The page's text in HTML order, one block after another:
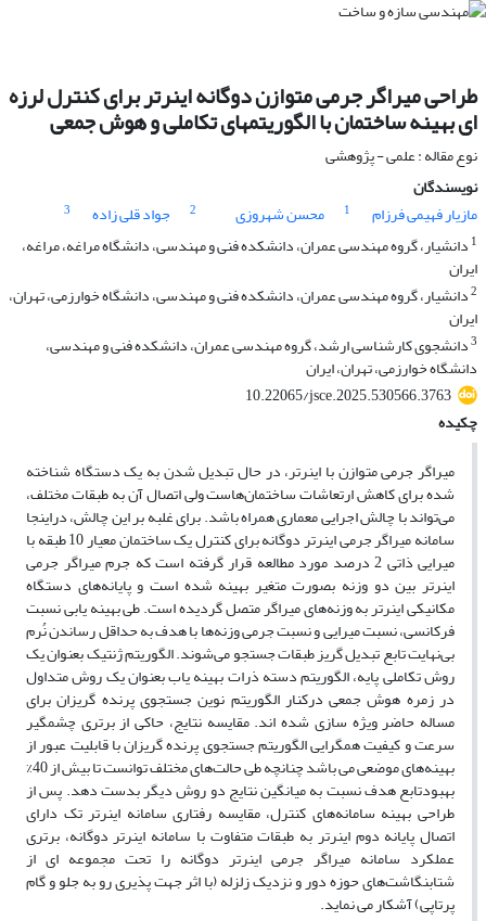
طراحی میراگر جرمی متوازن دوگانه اینرتر برای کنترل لرزه
ای بهینه ساختمان با الگوریتمهای تکاملی و هوش جمعی
نوع مقاله : علمی - پژوهشی
نویسندگان
مازیار فهیمی فرزام
1 محسن شهروزی 2 جواد قلی زاده
3
1 دانشیار، گروه مهندسی عمران، دانشکده فنی و مهندسی، دانشگاه مراغه، مراغه،
ایران
2دانشیار، گروه مهندسی عمران، دانشکده فنی و مهندسی، دانشگاه خوارزمی، تهران،
ایران
3دانشجوی کارشناسی ارشد، گروه مهندسی عمران، دانشکده فنی و مهندسی،
دانشگاه خوارزمی، تهران، ایران
10.22065/jsce.2025.530566.3763
چکیده
میراگر جرمی متوازن با اینرتر، در حال تبدیل شدن به یک دستگاه شناخته
شده برای کاهش ارتعاشات ساختمان‌هاست ولی اتصال آن به طبقات مختلف،
می‌تواند با چالش اجرایی معماری همراه باشد. برای غلبه بر این چالش، دراینجا
سامانه میراگر جرمی اینرتر دوگانه برای کنترل یک ساختمان معیار 10 طبقه با
میرایی ذاتی 2 درصد مورد مطالعه قرار گرفته است که جرم میراگر جرمی
اینرتر بین دو وزنه بصورت متغیر بهینه شده است و پایانه‌های دستگاه
مکانیکی اینرتر به وزنه‌های میراگر متصل گردیده است. طی بهینه یابی نسبت‌
فرکانسی، نسبت میرایی و نسبت جرمی وزنه‌ها با هدف به حداقل رساندن نُرم
بی‌نهایت تابع تبدیل گریز طبقات جستجو می‌شوند. الگوریتم ژنتیک بعنوان یک
روش تکاملی پایه، الگوریتم دسته ذرات بهینه یاب بعنوان یک روش متداول
در زمره هوش جمعی درکنار الگوریتم نوین جستجوی پرنده گریزان برای
مساله حاضر ویژه سازی شده اند. مقایسه نتایج، حاکی از برتری چشمگیر
سرعت و کیفیت همگرایی الگوریتم جستجوی پرنده گریزان با قابلیت عبور از
بهینه‌های موضعی می باشد چنانچه طی حالت‌های مختلف توانست تا بیش از 40%
بهبودتابع هدف نسبت به میانگین نتایج دو روش دیگر بدست دهد. پس از
طراحی بهینه سامانه‌های کنترل، مقایسه رفتاری سامانه اینرتر تک دارای
اتصال پایانه دوم اینرتر به طبقات متفاوت با سامانه اینرتر دوگانه، برتری
عملکرد سامانه میراگر جرمی اینرتر دوگانه را تحت مجموعه ای از
شتابنگاشت‌های حوزه دور و نزدیک زلزله (با اثر جهت پذیری رو به جلو و گام
پرتاپی) آشکار می نماید.